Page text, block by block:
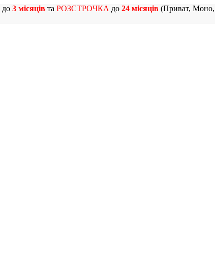
до 3 місяцівта РОЗСТРОЧКА до 24 місяців(Приват,